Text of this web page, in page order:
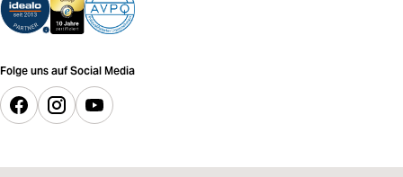
Folge uns auf Social Media